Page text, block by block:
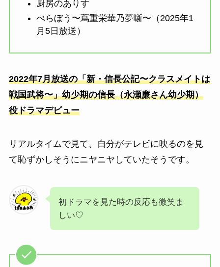
厨房のありす
べらぼう〜蔦重栄華乃夢噺〜（2025年1
月5日放送）
2022年7月放送の「新・信長公記〜クラスメイトは
戦国武将〜」幼少期の信長（永瀬廉さん幼少期）
役ドラマデビュー
リアルタイムで見て、自分がテレビに映るのを見
て恥ずかしそうにニヤニヤしていたそうです。
初ドラマを見た時の反応も微笑ま
しい♡